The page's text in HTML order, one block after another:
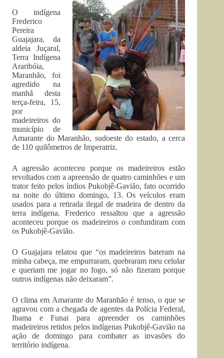
O indígena
Frederico
Pereira
Guajajara, da
aldeia Juçaral,
Terra Indígena
Araribóia,
Maranhão, foi
agredido na
manhã desta
terça-feira, 15,
por
madeireiros do
município de
Amarante do Maranhão, sudoeste do estado, a cerca
de 110 quilômetros de Imperatriz.
A agressão aconteceu porque os madeireiros estão
revoltados com a apreensão de quatro caminhões e um
trator feito pelos índios Pukobjê-Gavião, fato ocorrido
na noite do último domingo, 13. Os veículos eram
usados para a retirada ilegal de madeira de dentro da
terra indígena. Frederico ressaltou que a agressão
aconteceu porque os madeireiros o confundiram com
os Pukobjê-Gavião.
O Guajajara relatou que “os madeireiros bateram na
minha cabeça, me empurraram, quebraram meu celular
e queriam me jogar no fogo, só não fizeram porque
outros indígenas não deixaram”.
O clima em Amarante do Maranhão é tenso, o que se
agravou com a chegada de agentes da Polícia Federal,
Ibama e Funai para apreender os caminhões
madeireiros retidos pelos indígenas Pukobjê-Gavião na
ação de domingo para combater as invasões do
território indígena.